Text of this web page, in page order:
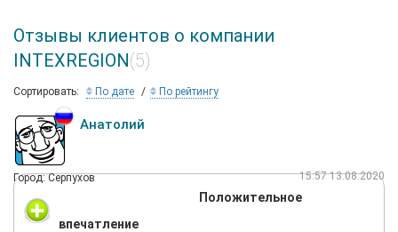
Отзывы клиентов о компании
INTEXREGION(5)
Сортировать: По дате По рейтингу
Анатолий
Город: Серпухов 15:57 13.08.2020
Положительное
впечатление